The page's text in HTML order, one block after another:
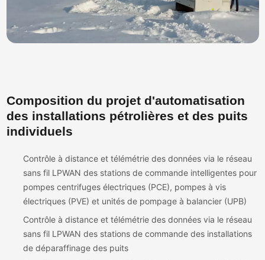
Composition du projet d'automatisation
des installations pétrolières et des puits
individuels
Contrôle à distance et télémétrie des données via le réseau
sans fil LPWAN des stations de commande intelligentes pour
pompes centrifuges électriques (PCE), pompes à vis
électriques (PVE) et unités de pompage à balancier (UPB)
Contrôle à distance et télémétrie des données via le réseau
sans fil LPWAN des stations de commande des installations
de déparaffinage des puits